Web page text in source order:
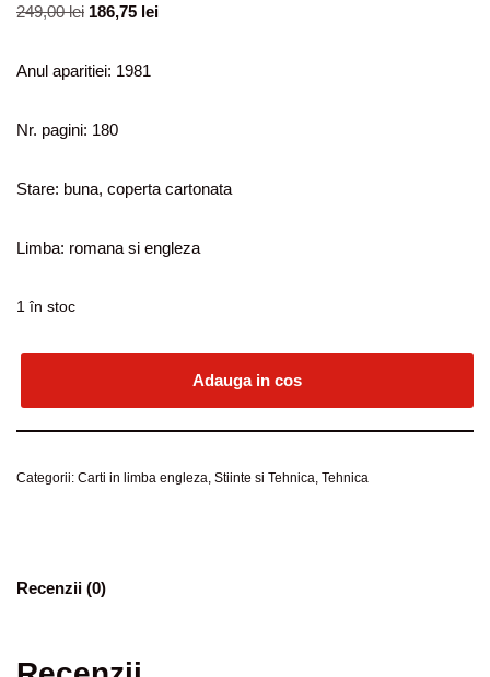
249,00lei 186,75 lei
Anul aparitiei: 1981
Nr. pagini: 180
Stare: buna, coperta cartonata
Limba: romana si engleza
1 în stoc
Adauga in cos
Categorii: Carti in limba engleza, Stiinte si Tehnica, Tehnica
Recenzii (0)